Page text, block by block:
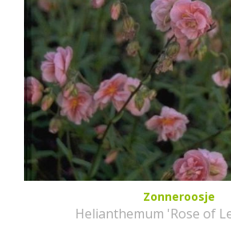
Zonneroosje
Helianthemum 'Rose of